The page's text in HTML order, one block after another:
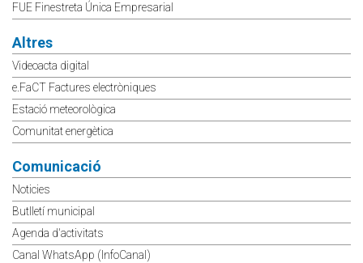
FUE Finestreta Única Empresarial
Altres
Videoacta digital
e.FaCT Factures electròniques
Estació meteorològica
Comunitat energètica
Comunicació
Noticies
Butlletí municipal
Agenda d'activitats
Canal WhatsApp (InfoCanal)